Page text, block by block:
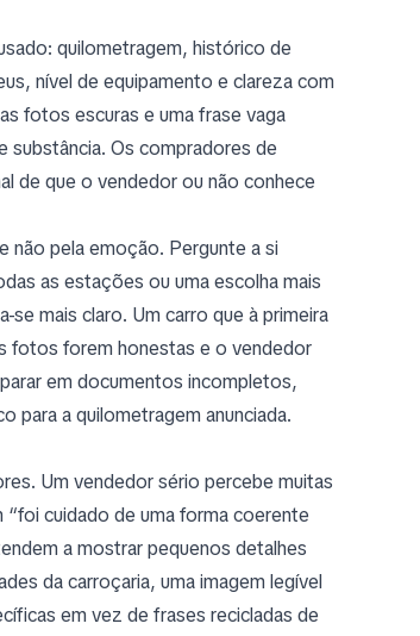
quilometragem, histórico de
nível de equipamento e clareza com
fotos escuras e uma frase vaga
substância. Os compradores de
de que o vendedor ou não conhece
não pela emoção. Pergunte a si
as estações ou uma escolha mais
mais claro. Um carro que à primeira
fotos forem honestas e o vendedor
em documentos incompletos,
para a quilometragem anunciada.
Um vendedor sério percebe muitas
“foi cuidado de uma forma coerente
a mostrar pequenos detalhes
da carroçaria, uma imagem legível
em vez de frases recicladas de